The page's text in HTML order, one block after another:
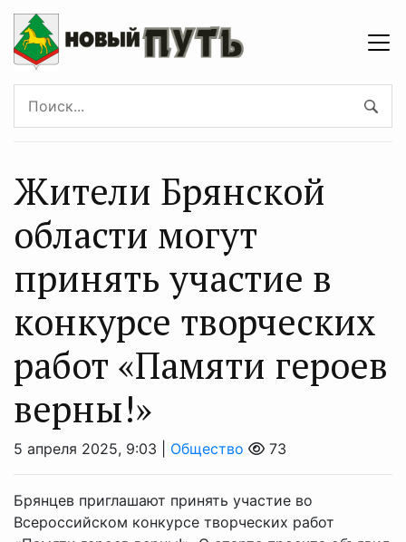
Жители Брянской
области могут
принять участие в
конкурсе творческих
работ «Памяти героев
верны!»
5 апреля 2025, 9:03 | Общество 73
Брянцев приглашают принять участие во
Всероссийском конкурсе творческих работ